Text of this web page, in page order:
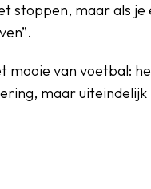
stoppen, maar als
mooie van voetbal:
maar uiteindelijk